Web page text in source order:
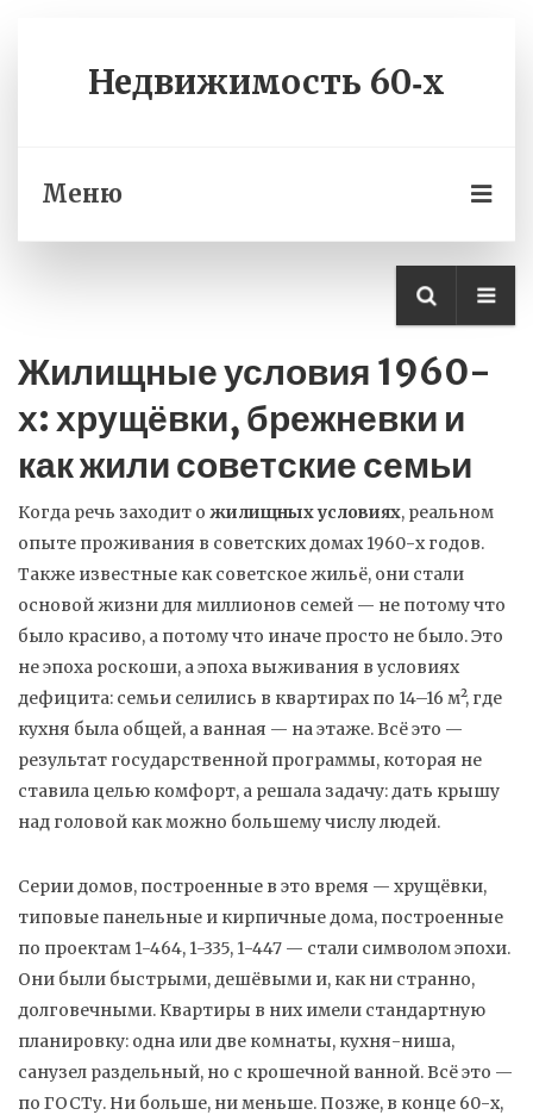
Недвижимость 60‑х
Меню
Жилищные условия 1960-
х: хрущёвки, брежневки и
как жили советские семьи
Когда речь заходит о жилищных условиях, реальном
опыте проживания в советских домах 1960-х годов.
Также известные каксоветское жильё, они стали
основой жизни для миллионов семей — не потому что
было красиво, а потому что иначе просто не было.Это
не эпоха роскоши, а эпоха выживания в условиях
дефицита: семьи селились в квартирах по 14–16 м², где
кухня была общей, а ванная — на этаже. Всё это —
результат государственной программы, которая не
ставила целью комфорт, а решала задачу: дать крышу
над головой как можно большему числу людей.
Серии домов, построенные в это время — хрущёвки,
типовые панельные и кирпичные дома, построенные
по проектам 1-464, 1-335, 1-447 — стали символом эпохи.
Они были быстрыми, дешёвыми и, как ни странно,
долговечными. Квартиры в них имели стандартную
планировку: одна или две комнаты, кухня-ниша,
санузел раздельный, но с крошечной ванной. Всё это —
по ГОСТу. Ни больше, ни меньше. Позже, в конце 60-х,